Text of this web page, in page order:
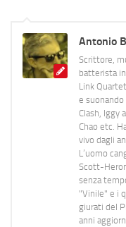
Antonio
Scrittore,
batterista
Link
e
Clash, Iggy
Chao etc.
vivo dagli
L’uomo
Scott-
senza
"Vinile" e i
giurati del
anni